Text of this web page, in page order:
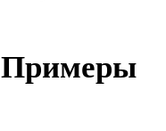
Примеры